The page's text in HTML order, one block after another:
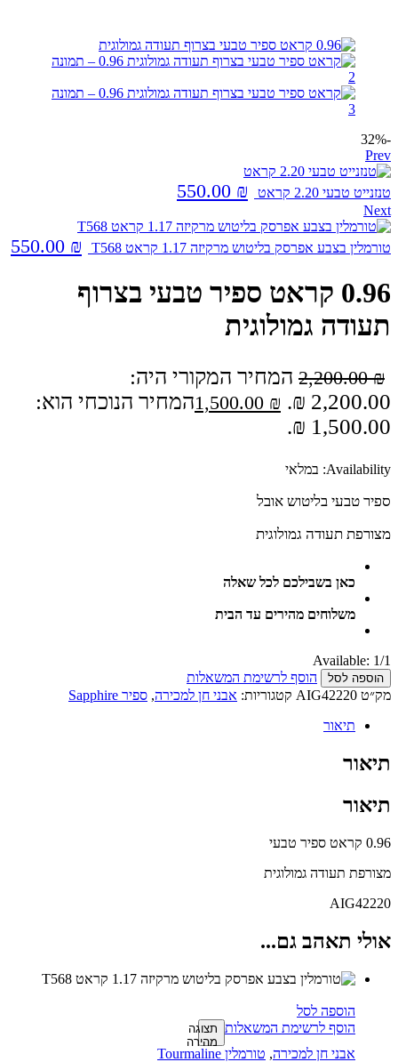
-32%
Prev
טנזנייט טבעי 2.20 קראט 550.00 ₪
Next
טורמלין בצבע אפרסק בליטוש מרקיזה 1.17 קראט T568 550.00 ₪
0.96 קראט ספיר טבעי בצרוף
תעודה גמולוגית
2,200.00₪
המחיר המקורי היה:
2,200.00 ₪.
1,500.00 ₪
המחיר הנוכחי הוא:
1,500.00 ₪.
Availability: במלאי
ספיר טבעי בליטוש אובל
מצורפת תעודה גמולוגית
כאן בשבילכם לכל שאלה
משלוחים מהירים עד הבית
Available: 1/1
הוספה לסל
הוסף לרשימת המשאלות
מק״ט AIG42220 קטגוריות: אבני חן למכירה, ספיר Sapphire
תיאור
תיאור
תיאור
0.96 קראט ספיר טבעי
מצורפת תעודה גמולוגית
AIG42220
אולי תאהב גם...
הוספה לסל
הוסף לרשימת המשאלות תצוגה
מהירה
אבני חן למכירה, טורמלין Tourmaline